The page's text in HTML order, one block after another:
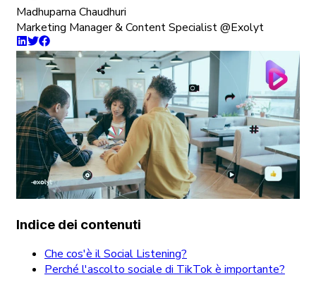
Madhuparna Chaudhuri
Marketing Manager & Content Specialist @Exolyt
Indice dei contenuti
Che cos'è il Social Listening?
Perché l'ascolto sociale di TikTok è importante?